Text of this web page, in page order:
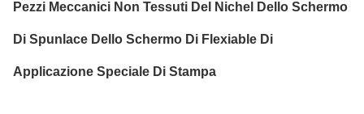
Pezzi Meccanici Non Tessuti Del Nichel Dello Schermo
Di Spunlace Dello Schermo Di Flexiable Di
Applicazione Speciale Di Stampa